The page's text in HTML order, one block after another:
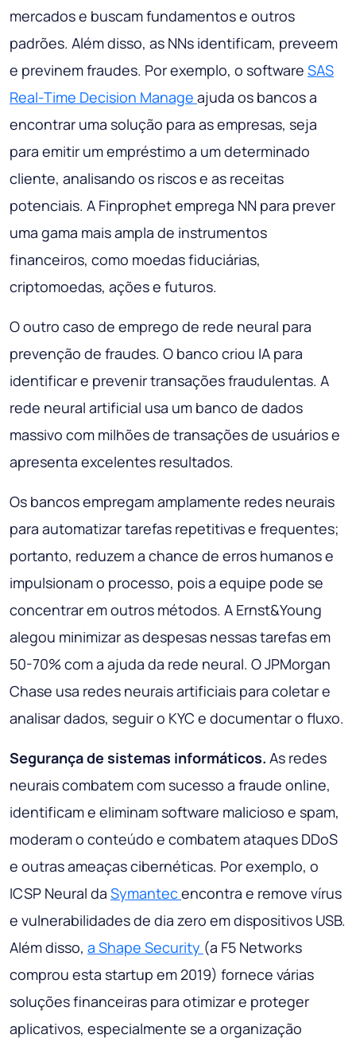
mercados e buscam fundamentos e outros
padrões. Além disso, as NNs identificam, preveem
e previnem fraudes. Por exemplo, o software SAS
Real-Time Decision Manage ajuda os bancos a
encontrar uma solução para as empresas, seja
para emitir um empréstimo a um determinado
cliente, analisando os riscos e as receitas
potenciais. A Finprophet emprega NN para prever
uma gama mais ampla de instrumentos
financeiros, como moedas fiduciárias,
criptomoedas, ações e futuros.
O outro caso de emprego de rede neural para
prevenção de fraudes. O banco criou IA para
identificar e prevenir transações fraudulentas. A
rede neural artificial usa um banco de dados
massivo com milhões de transações de usuários e
apresenta excelentes resultados.
Os bancos empregam amplamente redes neurais
para automatizar tarefas repetitivas e frequentes;
portanto, reduzem a chance de erros humanos e
impulsionam o processo, pois a equipe pode se
concentrar em outros métodos. A Ernst&Young
alegou minimizar as despesas nessas tarefas em
50-70% com a ajuda da rede neural. O JPMorgan
Chase usa redes neurais artificiais para coletar e
analisar dados, seguir o KYC e documentar o fluxo.
Segurança de sistemas informáticos. As redes
neurais combatem com sucesso a fraude online,
identificam e eliminam software malicioso e spam,
moderam o conteúdo e combatem ataques DDoS
e outras ameaças cibernéticas. Por exemplo, o
ICSP Neural da Symantecencontra e remove vírus
e vulnerabilidades de dia zero em dispositivos USB.
Além disso, a Shape Security (a F5 Networks
comprou esta startup em 2019) fornece várias
soluções financeiras para otimizar e proteger
aplicativos, especialmente se a organização